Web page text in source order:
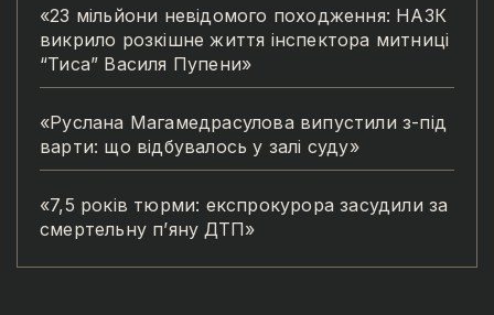
«23 мільйони невідомого походження: НАЗК
викрило розкішне життя інспектора митниці
“Тиса” Василя Пупени»
«Руслана Магамедрасулова випустили з-під
варти: що відбувалось у залі суду»
«7,5 років тюрми: експрокурора засудили за
смертельну п’яну ДТП»